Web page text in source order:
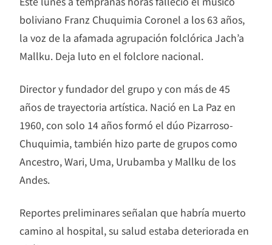
boliviano Franz Chuquimia Coronel a los 63 años,
la voz de la afamada agrupación folclórica Jach’a
Mallku. Deja luto en el folclore nacional.
Director y fundador del grupo y con más de 45
años de trayectoria artística. Nació en La Paz en
1960, con solo 14 años formó el dúo Pizarroso-
Chuquimia, también hizo parte de grupos como
Ancestro, Wari, Uma, Urubamba y Mallku de los
Andes.
Reportes preliminares señalan que habría muerto
camino al hospital, su salud estaba deteriorada en